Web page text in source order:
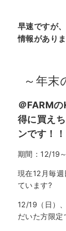
早速ですが
情報があり
～年末
＠FARM
得に買え
ンです！！
期間：12/19
現在12月毎
ています?
12/19（日）
だいた方限定